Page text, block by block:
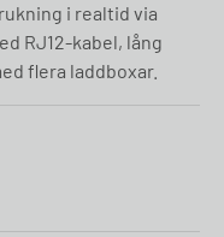
i realtid via
RJ12-kabel, lång
flera laddboxar.